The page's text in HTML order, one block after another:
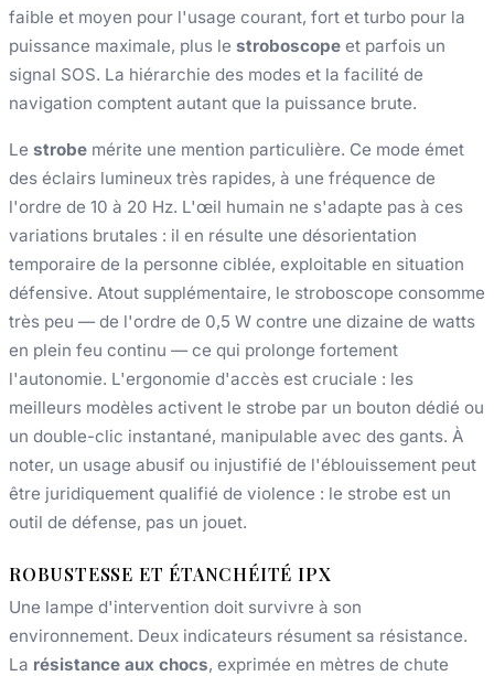
faible et moyen pour l'usage courant, fort et turbo pour la
puissance maximale, plus le stroboscope et parfois un
signal SOS. La hiérarchie des modes et la facilité de
navigation comptent autant que la puissance brute.
Le strobe mérite une mention particulière. Ce mode émet
des éclairs lumineux très rapides, à une fréquence de
l'ordre de 10 à 20 Hz. L'œil humain ne s'adapte pas à ces
variations brutales : il en résulte une désorientation
temporaire de la personne ciblée, exploitable en situation
défensive. Atout supplémentaire, le stroboscope consomme
très peu — de l'ordre de 0,5 W contre une dizaine de watts
en plein feu continu — ce qui prolonge fortement
l'autonomie. L'ergonomie d'accès est cruciale : les
meilleurs modèles activent le strobe par un bouton dédié ou
un double-clic instantané, manipulable avec des gants. À
noter, un usage abusif ou injustifié de l'éblouissement peut
être juridiquement qualifié de violence : le strobe est un
outil de défense, pas un jouet.
ROBUSTESSE ET ÉTANCHÉITÉ IPX
Une lampe d'intervention doit survivre à son
environnement. Deux indicateurs résument sa résistance.
La résistance aux chocs, exprimée en mètres de chute